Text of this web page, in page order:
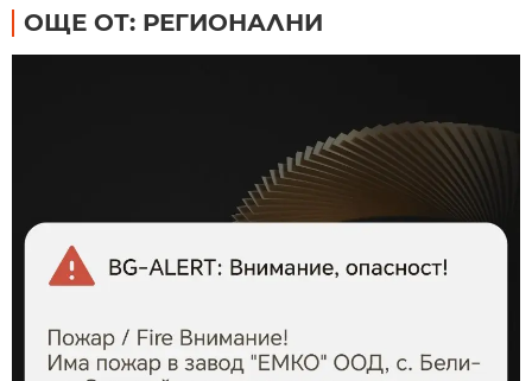
ОЩЕ ОТ: РЕГИОНАЛНИ